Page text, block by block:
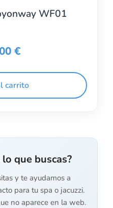
WF01
€
carrito
que buscas?
y te ayudamos a
para tu spa o jacuzzi.
no aparece en la web.